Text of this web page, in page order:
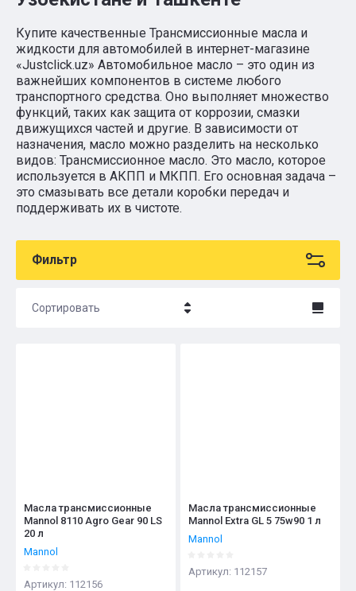
Купите качественные Трансмиссионные масла и
жидкости для автомобилей в интернет-магазине
«Justclick.uz» Автомобильное масло – это один из
важнейших компонентов в системе любого
транспортного средства. Оно выполняет множество
функций, таких как защита от коррозии, смазки
движущихся частей и другие. В зависимости от
назначения, масло можно разделить на несколько
видов: Трансмиссионное масло. Это масло, которое
используется в АКПП и МКПП. Его основная задача –
это смазывать все детали коробки передач и
поддерживать их в чистоте.
Фильтр
Сортировать
Масла трансмиссионные
Mannol 8110 Agro Gear 90 LS
20 л
Mannol
Артикул: 112156
Масла трансмиссионные
Mannol Extra GL 5 75w90 1 л
Mannol
Артикул: 112157